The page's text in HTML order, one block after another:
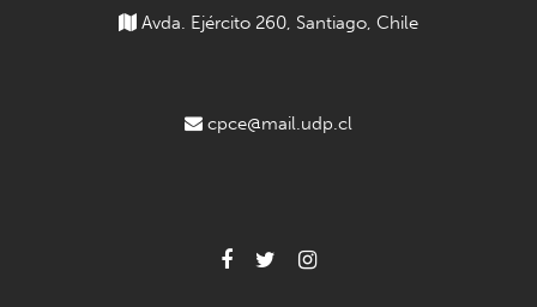
Avda. Ejército 260, Santiago, Chile
cpce@mail.udp.cl